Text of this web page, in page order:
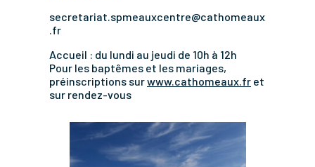
secretariat.spmeauxcentre@cathomeaux
.fr
Accueil : du lundi au jeudi de 10h à 12h
Pour les baptêmes et les mariages,
préinscriptions surwww.cathomeaux.fr et
sur rendez-vous